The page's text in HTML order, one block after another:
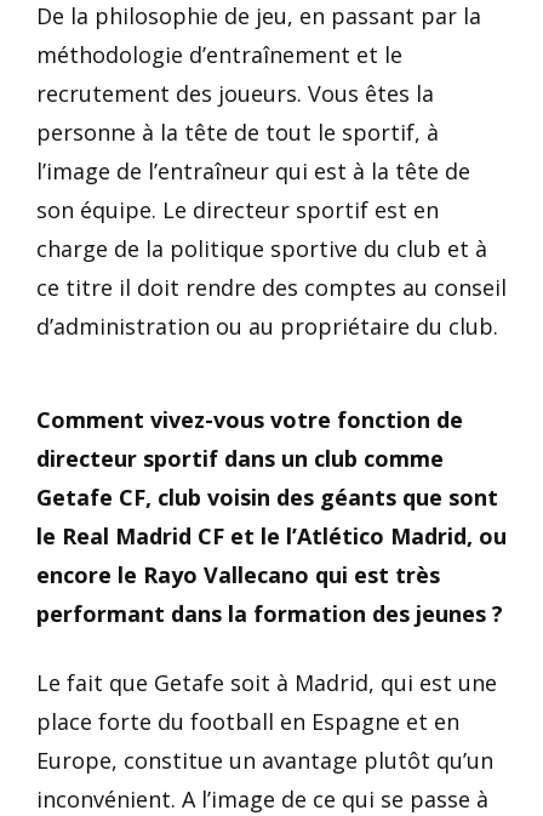
De la philosophie de jeu, en passant par la
méthodologie d’entraînement et le
recrutement des joueurs. Vous êtes la
personne à la tête de tout le sportif, à
l’image de l’entraîneur qui est à la tête de
son équipe. Le directeur sportif est en
charge de la politique sportive du club et à
ce titre il doit rendre des comptes au conseil
d’administration ou au propriétaire du club.
Comment vivez-vous votre fonction de
directeur sportif dans un club comme
Getafe CF, club voisin des géants que sont
le Real Madrid CF et le l’Atlético Madrid, ou
encore le Rayo Vallecano qui est très
performant dans la formation des jeunes ?
Le fait que Getafe soit à Madrid, qui est une
place forte du football en Espagne et en
Europe, constitue un avantage plutôt qu’un
inconvénient. A l’image de ce qui se passe à